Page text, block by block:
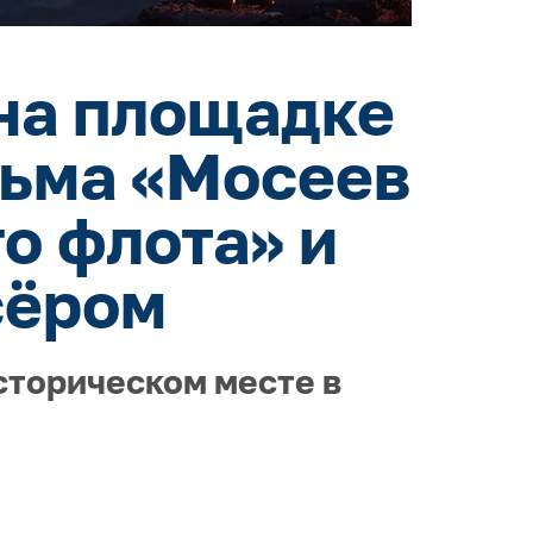
площадке
«Мосеев
флота» и
месте в